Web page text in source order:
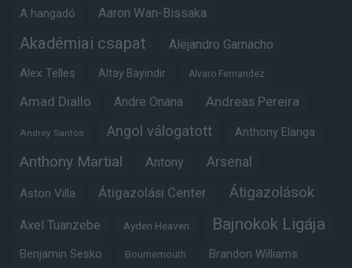
A hangadó Aaron Wan-Bissaka
Akadémiai csapat Alejandro Garnacho
Alex Telles Altay Bayindir Alvaro Fernandez
Amad Diallo Andre Onana Andreas Pereira
Andrey Santos Angol válogatott Anthony Elanga
Anthony Martial Antony Arsenal
Aston Villa Átigazolási Center Átigazolások
Axel Tuanzebe Ayden Heaven Bajnokok Ligája
Benjamin Sesko Bournemouth Brandon Williams